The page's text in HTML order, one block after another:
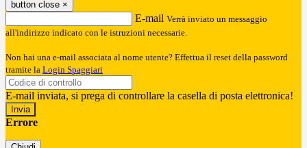
button close ×
E-mail Verrà inviato un messaggio
all'indirizzo indicato con le istruzioni necessarie.
Non hai una e-mail associata al nome utente? Effettua il reset della password
tramite la Login Spaggiari
E-mail inviata, si prega di controllare la casella di posta elettronica!
Errore